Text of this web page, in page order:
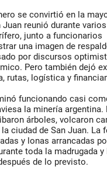
se convirtió en la
reunió durante
junto a funcionarios
una imagen de
por discursos
Pero también dejó
rutas, logística y
funcionando casi
la minería argentina.
árboles, volcaron
ciudad de San Juan. La
y lonas arrancadas
toda la madrugada y
de lo previsto.